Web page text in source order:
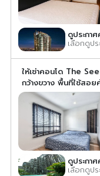
ดูประกา
เลือกดูป
ให้เช่าคอนโด The
กว้างขวาง พื้นที่ใช้สอ
ดูประกา
เลือกดูป